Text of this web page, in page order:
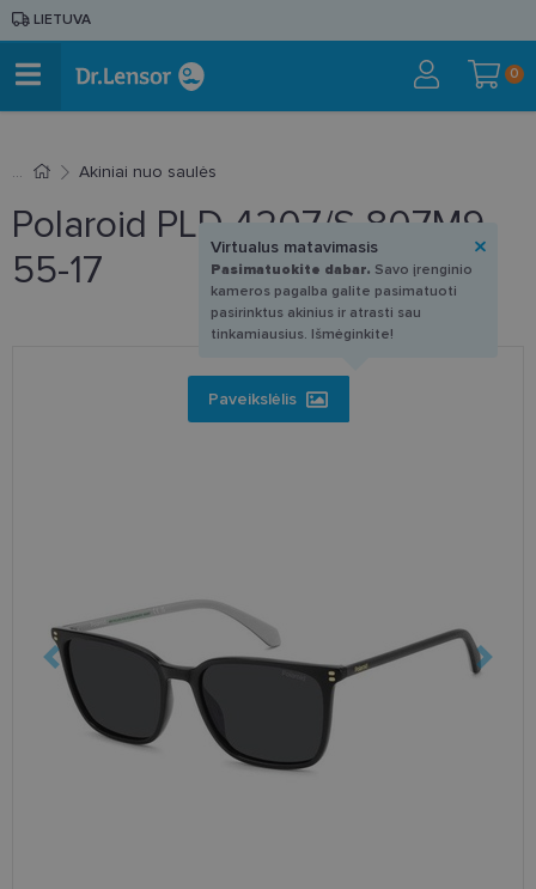
LIETUVA
0
Akiniai nuo saulės
Polaroid PLD 4207/S 807M9
55-17
Paveikslėlis
Virtualus matavimasis
Pasimatuokite dabar. Savo įrenginio
kameros pagalba galite pasimatuoti
pasirinktus akinius ir atrasti sau
tinkamiausius. Išmėginkite!